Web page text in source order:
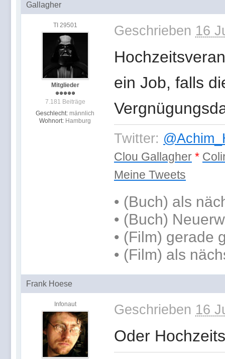
Gallagher
TI 29501
Mitglieder
7.181 Beiträge
Geschlecht: männlich
Wohnort: Hamburg
Geschrieben 16
ein Job, falls
Twitter:
Clou Gallagher *
Meine Tweets
• (Buch) als
• (Buch)
• (Film) gerade
• (Film) als
Frank Hoese
Infonaut Geschrieben 16
Oder